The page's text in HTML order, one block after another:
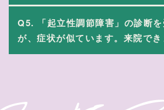
Q5. 「起立性調節障害」の診断
が、症状が似ています。来院でき